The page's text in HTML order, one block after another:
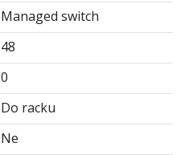
Managed switch
48
0
Do racku
Ne